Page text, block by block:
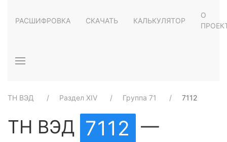
РАСШИФРОВКА СКАЧАТЬ КАЛЬКУЛЯТОР
О
ТН ВЭД Раздел XIV Группа 71 7112
ТН ВЭД 7112 —